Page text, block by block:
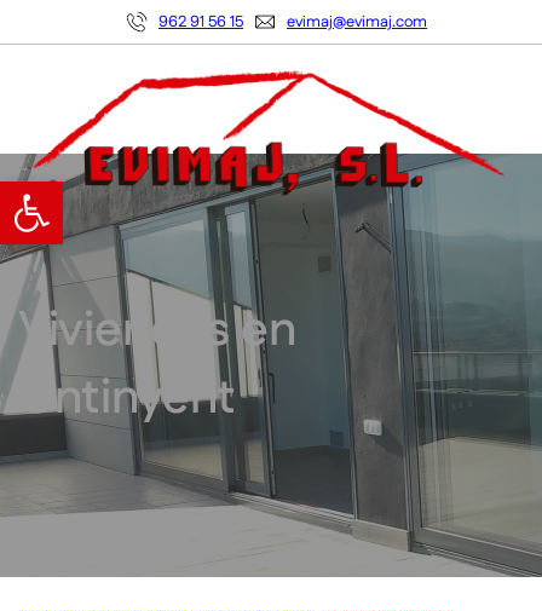
Abrir barra de herramientas
962 91 56 15 evimaj@evimaj.com
Viviendas en
Ontinyent